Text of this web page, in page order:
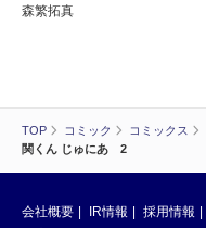
TOP コミック コミックス
関くん じゅにあ 2
森繁拓真
会社概要 IR情報 採用情報